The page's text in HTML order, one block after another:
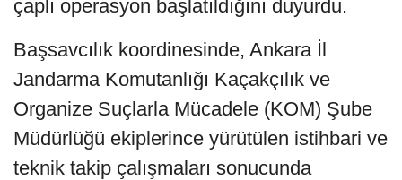
çaplı operasyon başlatıldığını duyurdu.
Başsavcılık koordinesinde, Ankara İl
Jandarma Komutanlığı Kaçakçılık ve
Organize Suçlarla Mücadele (KOM) Şube
Müdürlüğü ekiplerince yürütülen istihbari ve
teknik takip çalışmaları sonucunda